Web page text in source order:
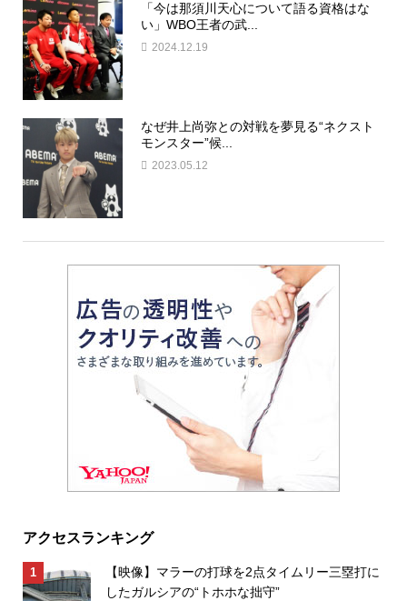
「今は那須川天心について語る資格はな
い」WBO王者の武...
2024.12.19
なぜ井上尚弥との対戦を夢見る“ネクスト
モンスター”候...
2023.05.12
アクセスランキング
【映像】マラーの打球を2点タイムリー三塁打に
したガルシアの“トホホな拙守”